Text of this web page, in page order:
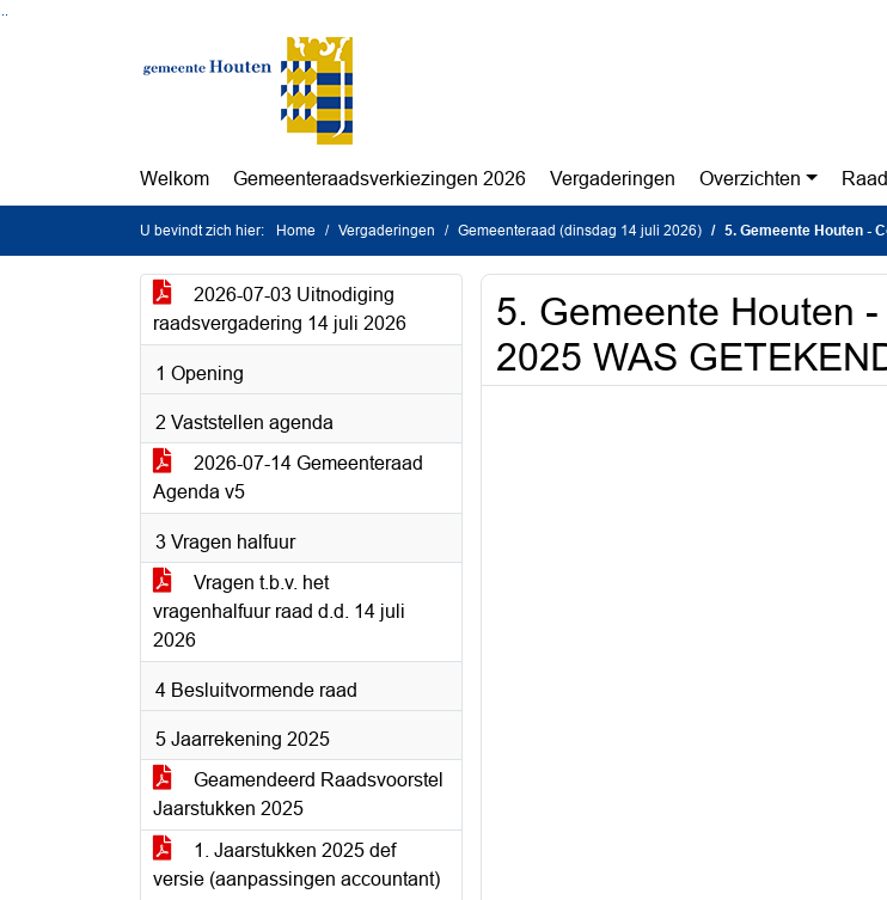
Welkom Gemeenteraadsverkiezingen 2026 Vergaderingen Overzichten
U bevindt zich hier: Home Vergaderingen Gemeenteraad (dinsdag 14 juli 2026) 5. Gemeente Houten -
2026-07-03 Uitnodiging
raadsvergadering 14 juli 2026
1 Opening
2 Vaststellen agenda
2026-07-14 Gemeenteraad
Agenda v5
3 Vragen halfuur
Vragen t.b.v. het
vragenhalfuur raad d.d. 14 juli
2026
4 Besluitvormende raad
5 Jaarrekening 2025
Geamendeerd Raadsvoorstel
Jaarstukken 2025
1. Jaarstukken 2025 def
versie (aanpassingen accountant)
5. Gemeente Houten
2025 WAS